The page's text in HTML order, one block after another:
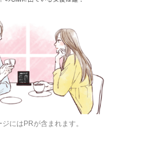
にはPRが含まれます。